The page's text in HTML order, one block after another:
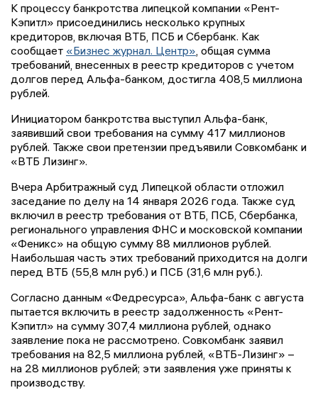
К процессу банкротства липецкой компании «Рент-
Кэпитл» присоединились несколько крупных
кредиторов, включая ВТБ, ПСБ и Сбербанк. Как
сообщает «Бизнес журнал. Центр», общая сумма
требований, внесенных в реестр кредиторов с учетом
долгов перед Альфа-банком, достигла 408,5 миллиона
рублей.
Инициатором банкротства выступил Альфа-банк,
заявивший свои требования на сумму 417 миллионов
рублей. Также свои претензии предъявили Совкомбанк и
«ВТБ Лизинг».
Вчера Арбитражный суд Липецкой области отложил
заседание по делу на 14 января 2026 года. Также суд
включил в реестр требования от ВТБ, ПСБ, Сбербанка,
регионального управления ФНС и московской компании
«Феникс» на общую сумму 88 миллионов рублей.
Наибольшая часть этих требований приходится на долги
перед ВТБ (55,8 млн руб.) и ПСБ (31,6 млн руб.).
Согласно данным «Федресурса», Альфа-банк с августа
пытается включить в реестр задолженность «Рент-
Кэпитл» на сумму 307,4 миллиона рублей, однако
заявление пока не рассмотрено. Совкомбанк заявил
требования на 82,5 миллиона рублей, «ВТБ-Лизинг» –
на 28 миллионов рублей; эти заявления уже приняты к
производству.